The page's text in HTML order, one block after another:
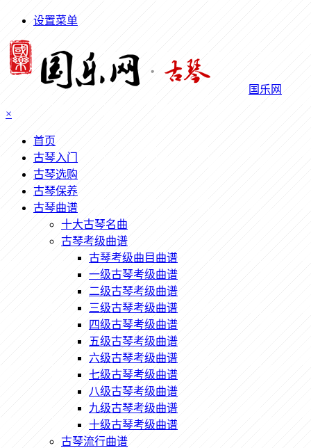
设置菜单
国乐网
×
首页
古琴入门
古琴选购
古琴保养
古琴曲谱
十大古琴名曲
古琴考级曲谱
古琴考级曲目曲谱
一级古琴考级曲谱
二级古琴考级曲谱
三级古琴考级曲谱
四级古琴考级曲谱
五级古琴考级曲谱
六级古琴考级曲谱
七级古琴考级曲谱
八级古琴考级曲谱
九级古琴考级曲谱
十级古琴考级曲谱
古琴流行曲谱